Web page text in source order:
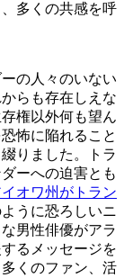
多くの共感を呼
の人々のいない
らも存在しえな
権以外何も望ん
怖に陥れること
りました。トラ
ーへの迫害とも
オワ州がトラン
うに恐ろしいニ
男性俳優がアラ
るメッセージを
くのファン、活